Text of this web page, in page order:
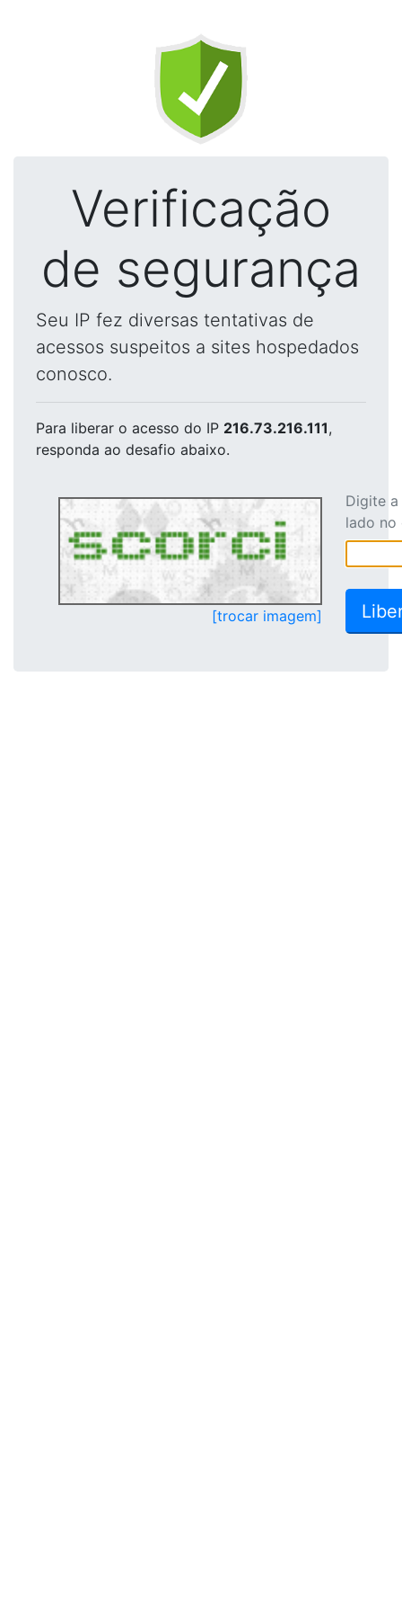
Verificação
de segurança
Seu IP fez diversas tentativas de
acessos suspeitos a sites hospedados
conosco.
Para liberar o acesso do IP 216.73.216.111,
responda ao desafio abaixo.
[trocar imagem]
Digite
lado no